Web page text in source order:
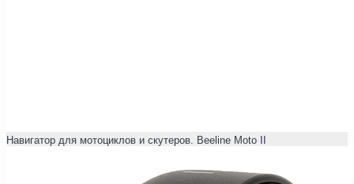
Навигатор для мотоциклов и скутеров. Beeline Moto II